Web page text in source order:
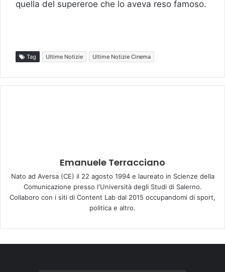
quella del supereroe che lo aveva reso famoso.
Tag Ultime Notizie Ultime Notizie Cinema
Emanuele Terracciano
Nato ad Aversa (CE) il 22 agosto 1994 e laureato in Scienze della
Comunicazione presso l'Università degli Studi di Salerno.
Collaboro con i siti di Content Lab dal 2015 occupandomi di sport,
politica e altro.